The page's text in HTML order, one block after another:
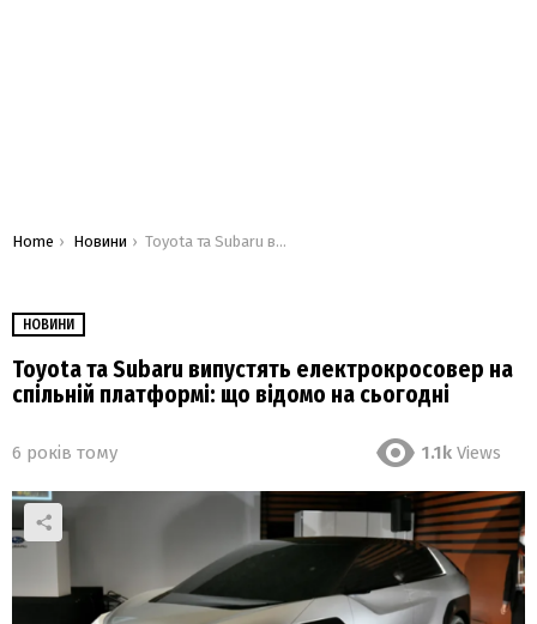
You are here:
Home Новини Toyota та Subaru випустять електрокросовер на спільній платформі: що відомо на сьогодні
НОВИНИ
Toyota та Subaru випустять електрокросовер на
спільній платформі: що відомо на сьогодні
6 років тому 1.1k Views